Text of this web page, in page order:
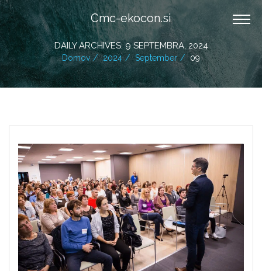
Cmc-ekocon.si
DAILY ARCHIVES: 9 SEPTEMBRA, 2024
Domov 2024 September 09